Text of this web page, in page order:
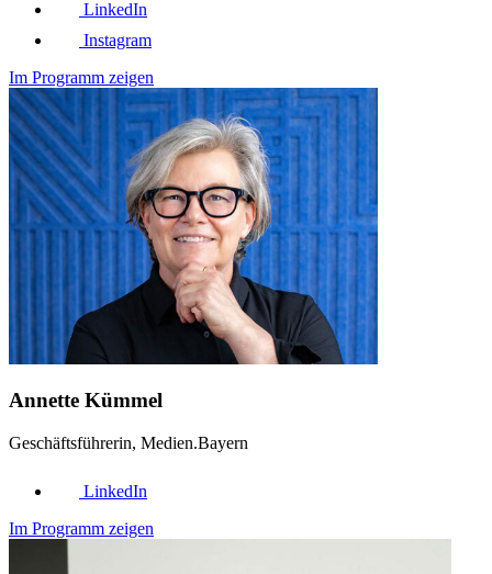
LinkedIn
Instagram
Im Programm zeigen
Annette Kümmel
Geschäftsführerin, Medien.Bayern
LinkedIn
Im Programm zeigen